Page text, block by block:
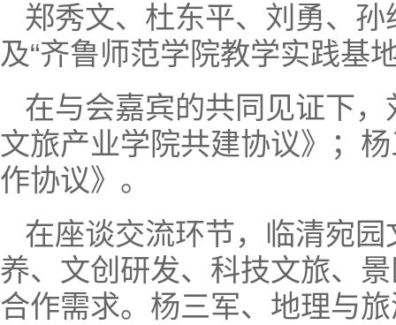
郑秀文、杜东平、刘勇、孙
及“齐鲁师范学院教学实践基
在与会嘉宾的共同见证下
文旅产业学院共建协议》；
作协议》。
在座谈交流环节，临清宛
养、文创研发、科技文旅、
合作需求。杨三军、地理与